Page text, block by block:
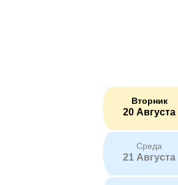
Вторник
20 Августа
Среда
21 Августа